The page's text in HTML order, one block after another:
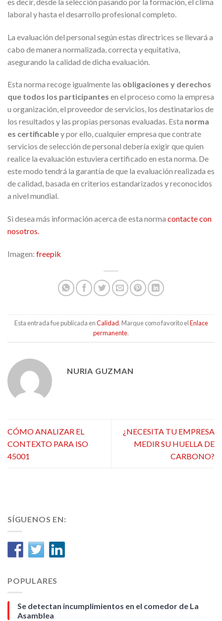
laboral y hasta el desarrollo profesional completo.
La evaluación del personal según estas directrices se llevará a
cabo de manera normalizada, correcta y equitativa,
asegurando la calidad de dicha evaluación.
Esta norma recoge igualmente las obligaciones y derechos
que todos los participantes en el proceso como la empresa
u organización, el proveedor de servicios, los destinatarios de
los resultados y las propias personas evaluadas. Esta norma
es certificabley por ello, cualquier empresa que contrate
servicios de selección de personal debería exigir que quien
realice la evaluación estuviera certificado en esta norma. De
este modo tendrá la garantía de que la evaluación realizada es
de calidad, basada en criterios estandarizados y reconocidos
a nivel mundial.
Si desea más información acerca de esta norma contacte con
nosotros.
Imagen: freepik
Esta entrada fue publicada enCalidad. Marque como favorito elEnlace
permanente.
NURIA GUZMAN
CÓMO ANALIZAR EL
CONTEXTO PARA ISO
45001
¿NECESITA TU EMPRESA
MEDIR SU HUELLA DE
CARBONO?
SÍGUENOS EN:
POPULARES
Se detectan incumplimientos en el comedor de La
Asamblea